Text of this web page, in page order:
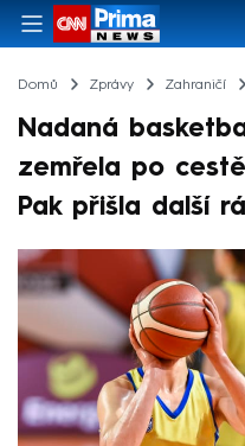
Domů Zprávy Zahraničí
Nadaná
zemřela po
Pak přišla další